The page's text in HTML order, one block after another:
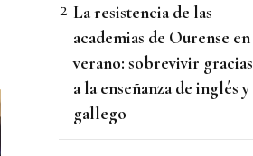
La resistencia de las
academias de Ourense en
verano: sobrevivir gracias
a la enseñanza de inglés y
gallego